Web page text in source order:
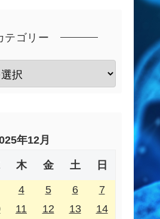
テゴリー
年12月
木 金 土 日
4 5 6
7
11 12 13
14